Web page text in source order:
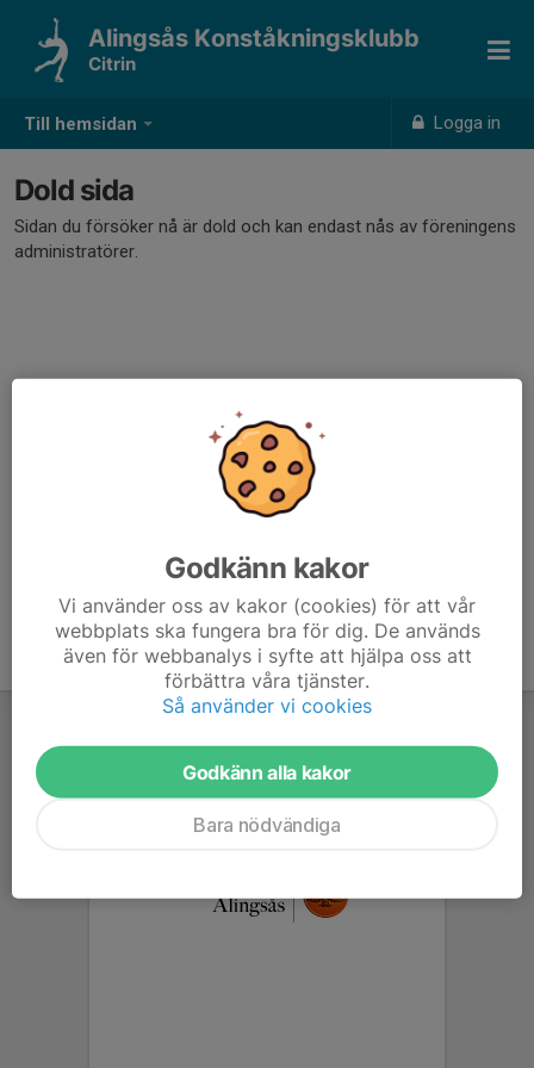
Till hemsidan Logga in
Alingsås Konståkningsklubb
Citrin
Dold sida
Sidan du försöker nå är dold och kan endast nås av föreningens
administratörer.
Godkänn kakor
Vi använder oss av kakor (cookies) för att vår
webbplats ska fungera bra för dig. De används
även för webbanalys i syfte att hjälpa oss att
förbättra våra tjänster.
Så använder vi cookies
Godkänn alla kakor
Bara nödvändiga